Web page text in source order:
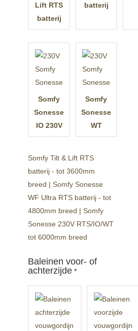
Lift RTS
batterij
batterij
Somfy
Sonesse
IO 230V
Somfy
Sonesse
WT
Somfy Tilt & Lift RTS
batterij - tot 3600mm
breed | Somfy Sonesse
WF Ultra RTS batterij - tot
4800mm breed | Somfy
Sonesse 230V RTS/IO/WT
tot 6000mm breed
Baleinen voor- of
achterzijde *